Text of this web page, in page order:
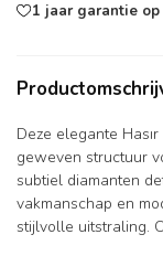
1 jaar garantie
Deze elegante
geweven structuur
subtiel diamanten
vakmanschap en
stijlvolle uitstraling.